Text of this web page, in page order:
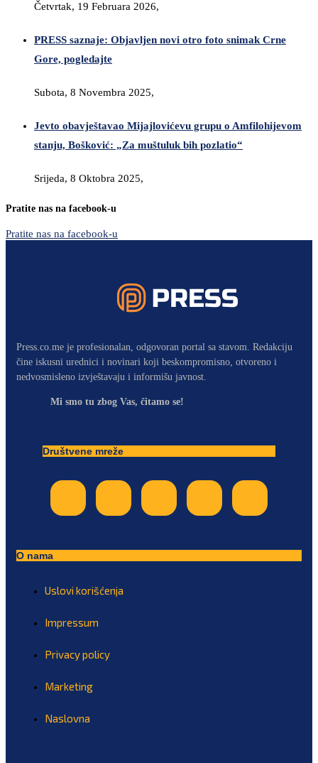
Četvrtak, 19 Februara 2026,
PRESS saznaje: Objavljen novi otro foto snimak Crne
Gore, pogledajte
Subota, 8 Novembra 2025,
Jevto obavještavao Mijajlovićevu grupu o Amfilohijevom
stanju, Bošković: „Za muštuluk bih pozlatio“
Srijeda, 8 Oktobra 2025,
Pratite nas na facebook-u
Pratite nas na facebook-u
Press.co.me je profesionalan, odgovoran portal sa stavom. Redakciju
čine iskusni urednici i novinari koji beskompromisno, otvoreno i
nedvosmisleno izvještavaju i informišu javnost.
Mi smo tu zbog Vas, čitamo se!
Društvene mreže
O nama
Uslovi korišćenja
Impressum
Privacy policy
Marketing
Naslovna